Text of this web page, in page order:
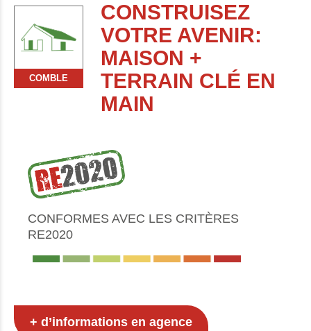
COMBLE
CONSTRUISEZ
VOTRE AVENIR:
MAISON +
TERRAIN CLÉ EN
MAIN
CONFORMES AVEC LES CRITÈRES
RE2020
+ d’informations en agence